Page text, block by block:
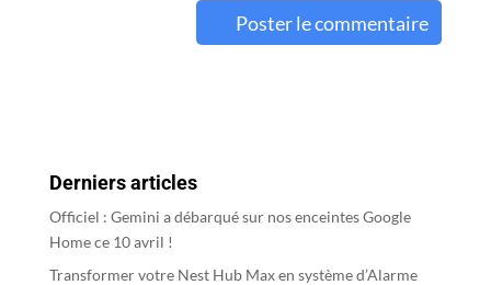
n
a
t
Derniers articles
Officiel : Gemini a débarqué sur nos enceintes Google
Home ce 10 avril !
Transformer votre Nest Hub Max en système d’Alarme